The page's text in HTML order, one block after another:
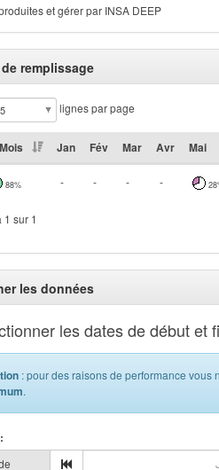
et gérer par INSA DEEP
remplissage
lignes par page
Jan Fév Mar Avr Mai
88% - - - -
1 sur 1
les données
les dates de début et
: pour des raisons de performance
.